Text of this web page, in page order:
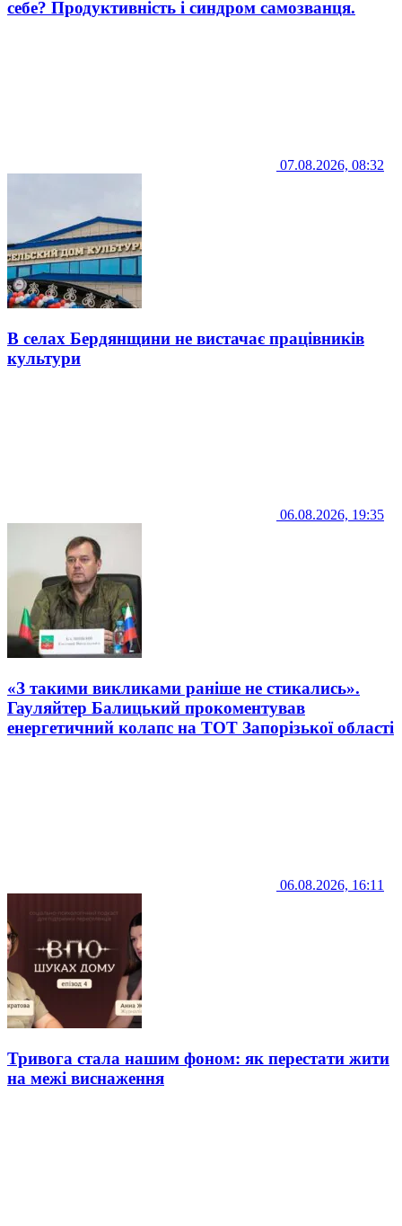
себе? Продуктивність і синдром самозванця.
07.08.2026, 08:32
В селах Бердянщини не вистачає працівників
культури
06.08.2026, 19:35
«З такими викликами раніше не стикались».
Гауляйтер Балицький прокоментував
енергетичний колапс на ТОТ Запорізької області
06.08.2026, 16:11
Тривога стала нашим фоном: як перестати жити
на межі виснаження